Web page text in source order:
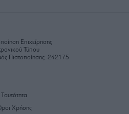
Επιχείρησης
Τύπου
Πιστοποίησης: 242175
Ταυτότητα
Χρήσης